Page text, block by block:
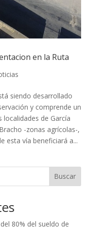
en la Ruta
siendo desarrollado
y comprende un
de García
-zonas agrícolas-,
esta vía beneficiará a...
Buscar
80% del sueldo de